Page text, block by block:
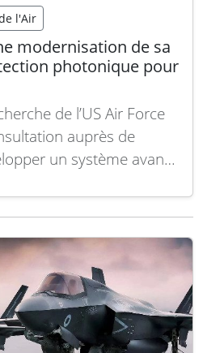
l'Air
modernisation de sa
photonique pour
de l’US Air Force
auprès de
un système avancé
laser, LiDAR,
vise à moderniser
photonique du
Lire la suite